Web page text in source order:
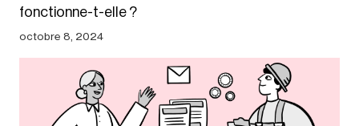
fonctionne-t-elle ?
octobre 8, 2024